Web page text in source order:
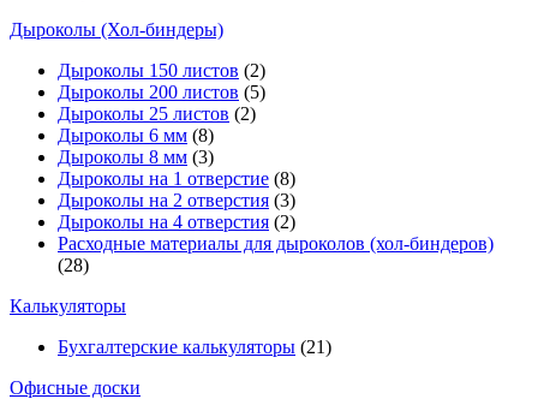
Дыроколы (Хол-биндеры)
Дыроколы 150 листов (2)
Дыроколы 200 листов (5)
Дыроколы 25 листов (2)
Дыроколы 6 мм (8)
Дыроколы 8 мм (3)
Дыроколы на 1 отверстие (8)
Дыроколы на 2 отверстия (3)
Дыроколы на 4 отверстия (2)
Расходные материалы для дыроколов (хол-биндеров)
(28)
Калькуляторы
Бухгалтерские калькуляторы (21)
Офисные доски